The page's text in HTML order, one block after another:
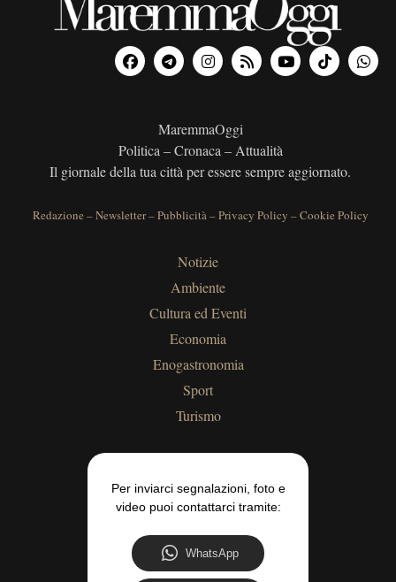
MaremmaOggi
Politica – Cronaca – Attualità
Il giornale della tua città per essere sempre aggiornato.
Redazione –Newsletter–Pubblicità–Privacy Policy –Cookie Policy
Notizie
Ambiente
Cultura ed Eventi
Economia
Enogastronomia
Sport
Turismo
Per inviarci segnalazioni, foto e
video puoi contattarci tramite:
WhatsApp